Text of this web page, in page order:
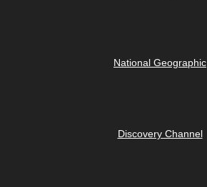
National Geographic
Discovery Channel